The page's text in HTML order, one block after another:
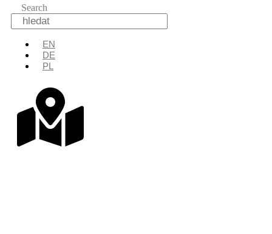
Search
EN
DE
PL